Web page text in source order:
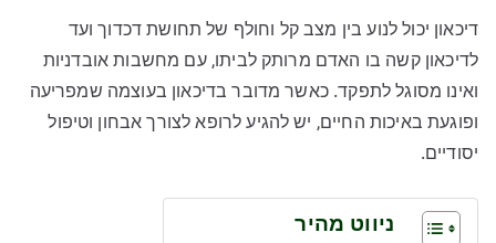
דיכאון יכול לנוע בין מצב קל וחולף של תחושת דכדוך ועד
לדיכאון קשה בו האדם מרותק לביתו, עם מחשבות אובדניות
ואינו מסוגל לתפקד. כאשר מדובר בדיכאון בעוצמה שמפריעה
ופוגעת באיכות החיים, יש להגיע לרופא לצורך אבחון וטיפול
יסודיים.
ניווט מהיר